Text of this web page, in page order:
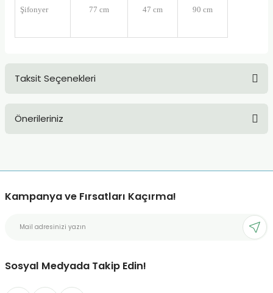
Şifonyer 77 cm 47 cm 90 cm
Taksit Seçenekleri
Önerileriniz
kullanarak tarafımıza iletebilirsiniz.
Ürün açıklamasında eksik bilgiler bulunuyor.
Ürün fiyatı diğer sitelerden daha pahalı.
Kampanya ve Fırsatları Kaçırma!
Sosyal Medyada Takip Edin!